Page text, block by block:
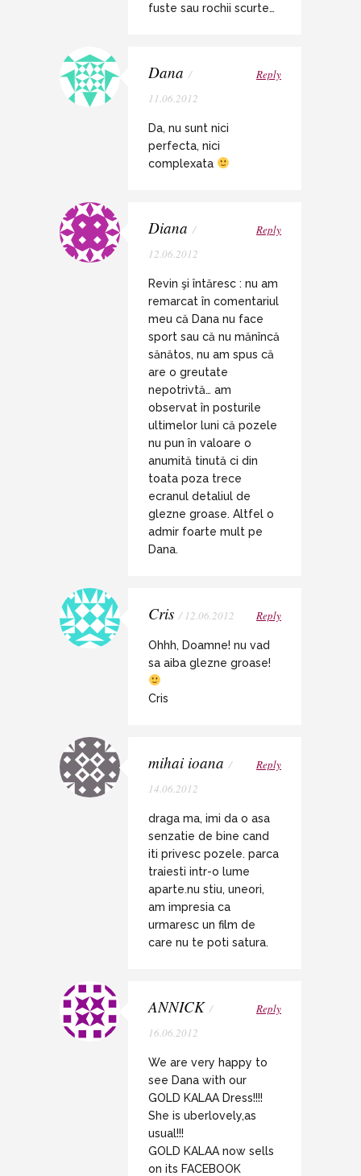
fuste sau rochii scurte…
Dana /
11.06.2012
Reply
Da, nu sunt nici
perfecta, nici
complexata
Diana /
12.06.2012
Reply
Revin şi întăresc : nu am
remarcat în comentariul
meu că Dana nu face
sport sau că nu mănîncă
sănătos, nu am spus că
are o greutate
nepotrivtă… am
observat în posturile
ultimelor luni că pozele
nu pun în valoare o
anumită tinută ci din
toata poza trece
ecranul detaliul de
glezne groase. Altfel o
admir foarte mult pe
Dana.
Cris / 12.06.2012 Reply
Ohhh, Doamne! nu vad
sa aiba glezne groase!
Cris
mihai ioana /
14.06.2012
Reply
draga ma, imi da o asa
senzatie de bine cand
iti privesc pozele. parca
traiesti intr-o lume
aparte.nu stiu, uneori,
am impresia ca
urmaresc un film de
care nu te poti satura.
ANNICK /
16.06.2012
Reply
We are very happy to
see Dana with our
GOLD KALAA Dress!!!!
She is uberlovely,as
usual!!!
GOLD KALAA now sells
on its FACEBOOK